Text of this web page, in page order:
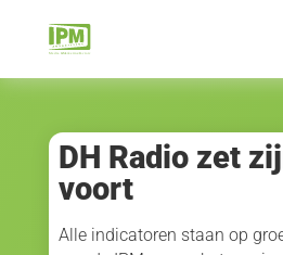
DH Radio zet
voort
Alle indicatoren staan op